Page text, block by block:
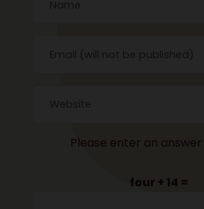
Please enter an answer
four + 14 =